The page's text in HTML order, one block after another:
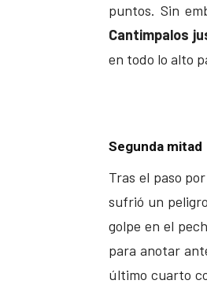
puntos. Sin
Cantimpalos
en todo lo alto
Segunda mitad
Tras el paso
sufrió un
golpe en el
para anotar
último cuarto